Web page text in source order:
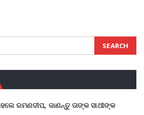
ରମଣଦୀପ, ଜାଣନ୍ତୁ ତାଙ୍କ ସାଥୀଙ୍କ